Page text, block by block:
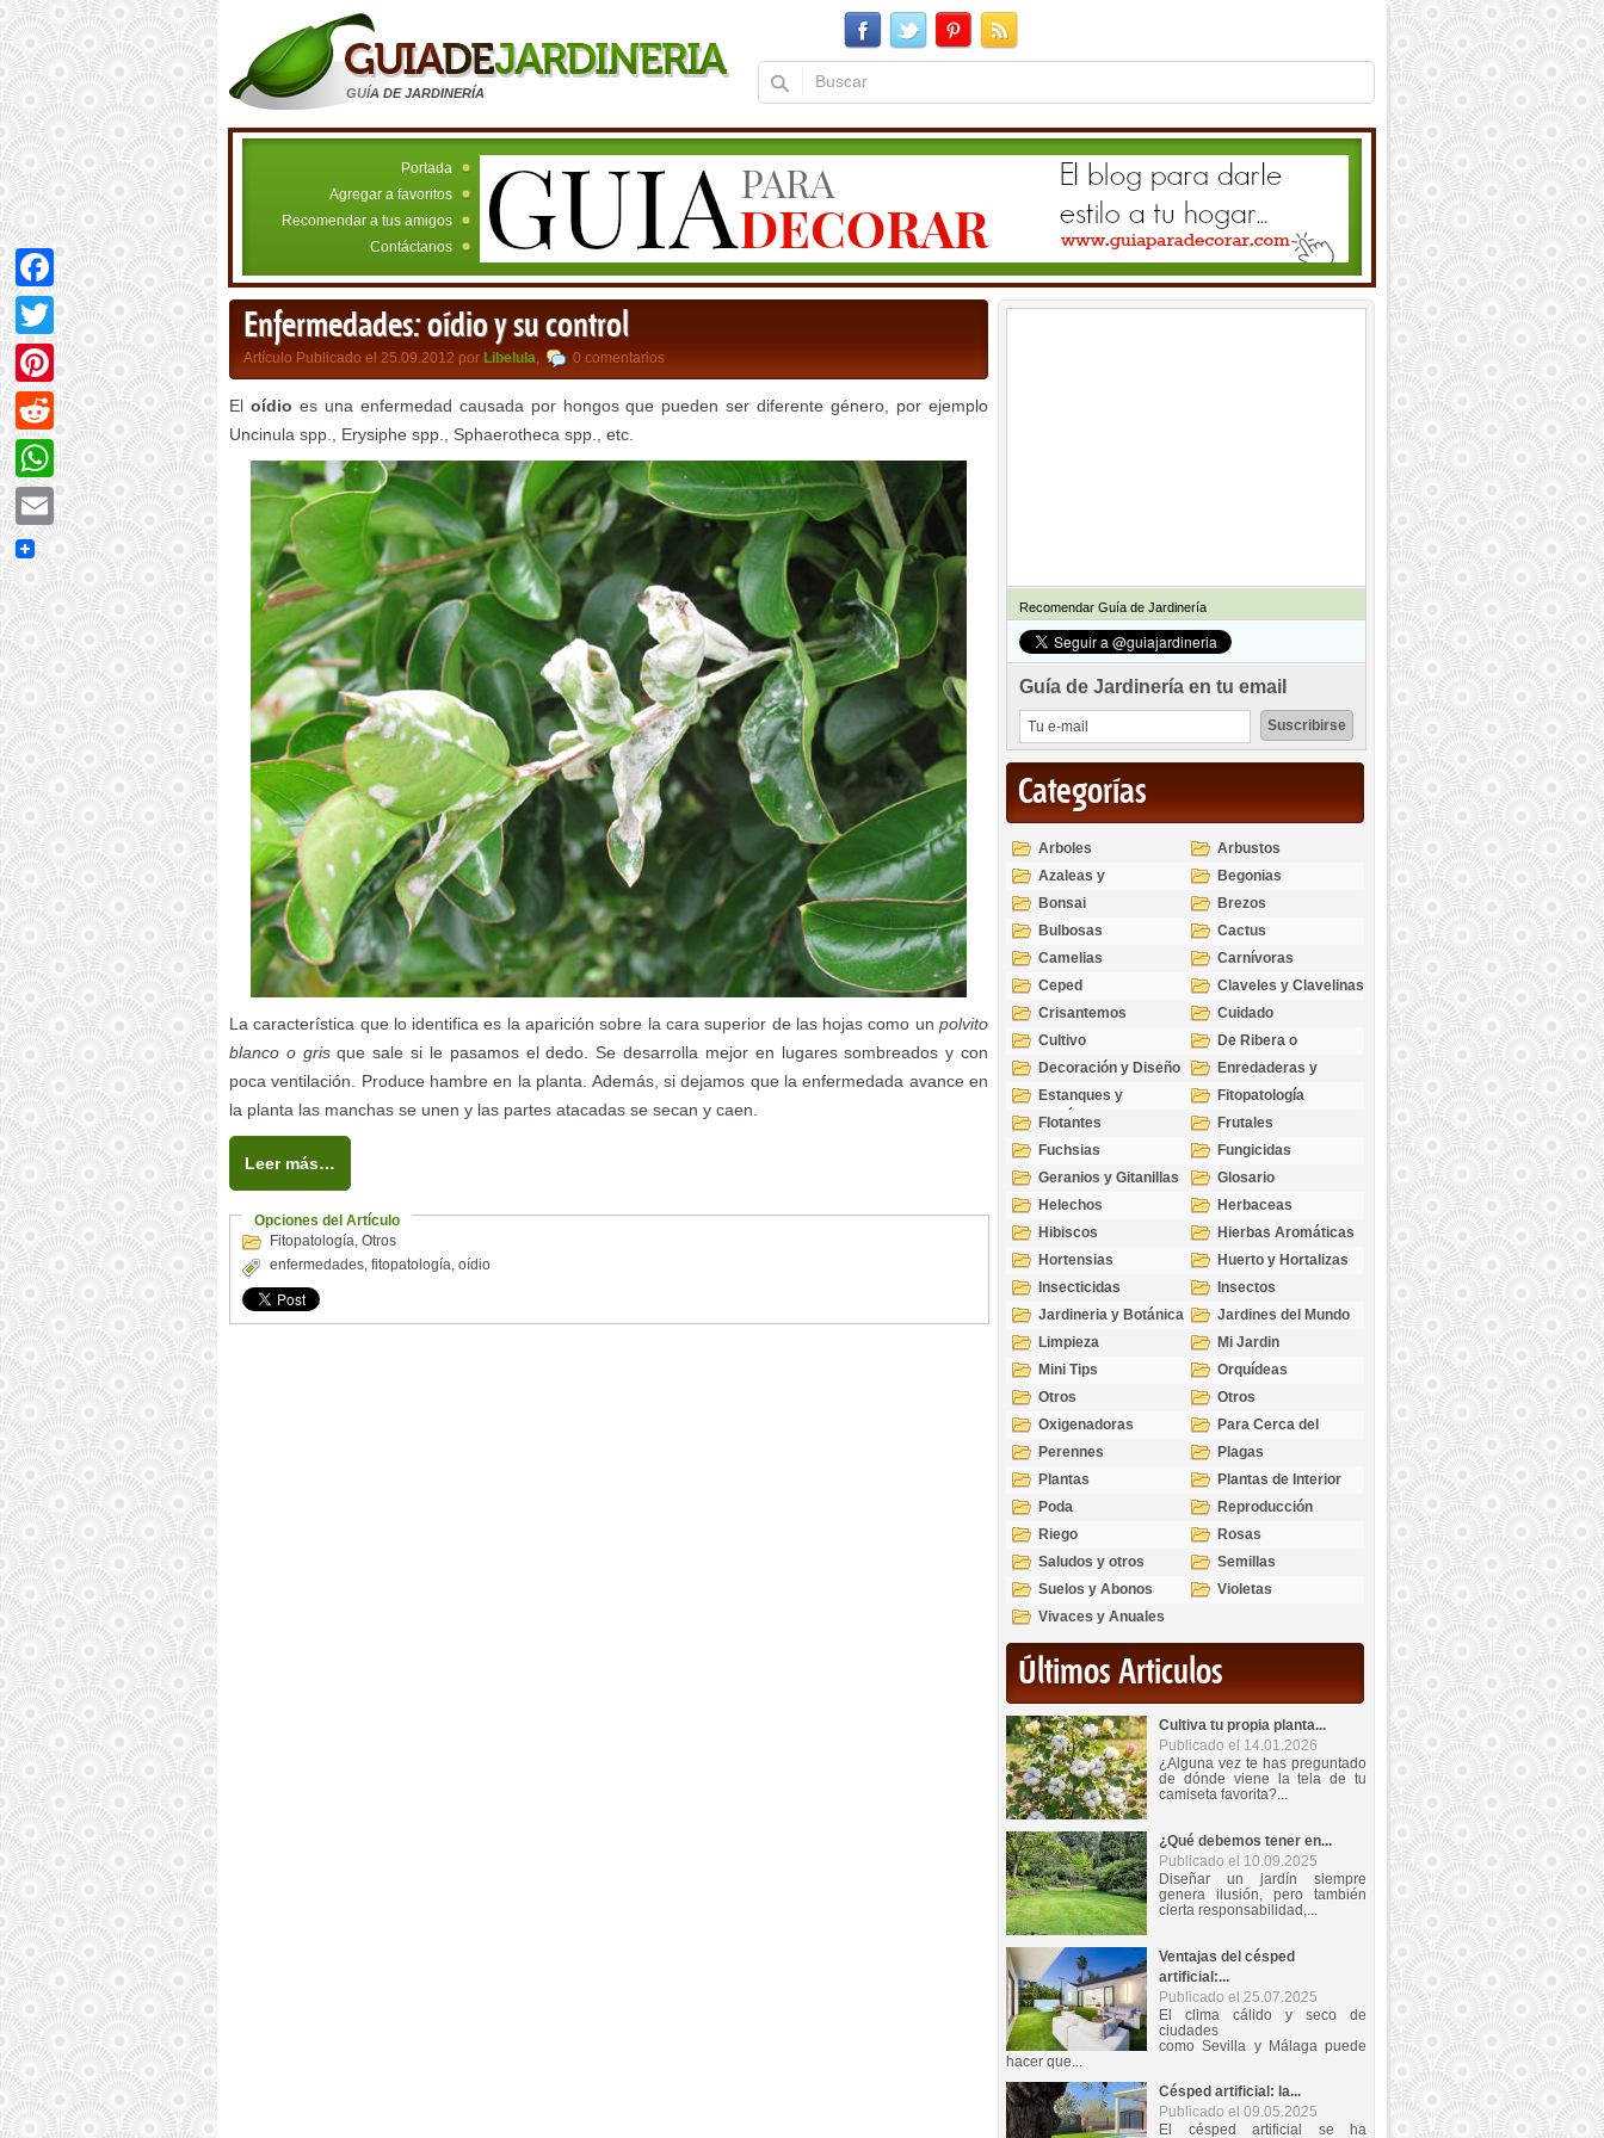
GUÍA DE JARDINERÍA
Portada
Agregar a favoritos
Recomendar a tus amigos
Contáctanos
Enfermedades: oídio y su control
Artículo Publicado el 25.09.2012 por Libelula, 0 comentarios
El oídio es una enfermedad causada por hongos que pueden ser diferente género, por ejemplo
Uncinula spp., Erysiphe spp., Sphaerotheca spp., etc.
La característica que lo identifica es la aparición sobre la cara superior de las hojas como un polvito
blanco o grisque sale si le pasamos el dedo. Se desarrolla mejor en lugares sombreados y con
poca ventilación. Produce hambre en la planta. Además, si dejamos que la enfermedada avance en
la planta las manchas se unen y las partes atacadas se secan y caen.
Leer más…
Opciones del Artículo
Fitopatología, Otros
enfermedades, fitopatología, oídio
Recomendar Guía de Jardinería
Guía de Jardinería en tu email
Categorías
Arboles
Arbustos
Azaleas y
Rododendros
Begonias
Bonsai
Brezos
Bulbosas
Cactus
Camelias
Carnívoras
Ceped
Claveles y Clavelinas
Crisantemos
Cuidado
Cultivo
De Ribera o
Palustres
Decoración y Diseño
Enredaderas y
cubresuelos
Estanques y
Acuáticas
Fitopatología
Flotantes
Frutales
Fuchsias
Fungicidas
Geranios y Gitanillas
Glosario
Helechos
Herbaceas
Hibiscos
Hierbas Aromáticas
Hortensias
Huerto y Hortalizas
Insecticidas
Insectos
Jardineria y Botánica
Jardines del Mundo
Limpieza
Mi Jardin
Mini Tips
Orquídeas
Otros
Otros
Oxigenadoras
Para Cerca del
Estanque
Perennes
Plagas
Plantas
Plantas de Interior
Poda
Reproducción
Riego
Rosas
Saludos y otros
temas
Semillas
Suelos y Abonos
Violetas
Vivaces y Anuales
Últimos Articulos
Cultiva tu propia planta...
Publicado el 14.01.2026
¿Alguna vez te has preguntado
de dónde viene la tela de tu
camiseta favorita?...
¿Qué debemos tener en...
Publicado el 10.09.2025
Diseñar un jardín siempre
genera ilusión, pero también
cierta responsabilidad,...
Ventajas del césped
artificial:...
Publicado el 25.07.2025
El clima cálido y seco de
ciudades
como Sevilla y Málaga puede
hacer que...
Césped artificial: la...
Publicado el 09.05.2025
El césped artificial se ha
Facebook
Twitter
Pinterest
Reddit
WhatsApp
Email